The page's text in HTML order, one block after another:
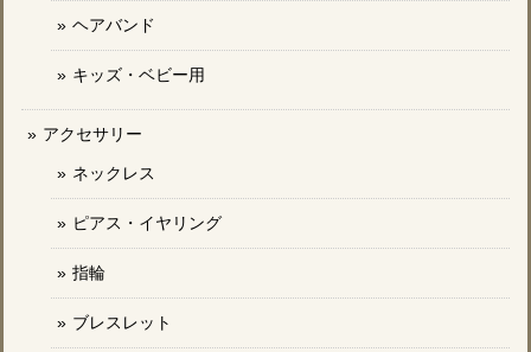
ヘアバンド
キッズ・ベビー用
アクセサリー
ネックレス
ピアス・イヤリング
指輪
ブレスレット